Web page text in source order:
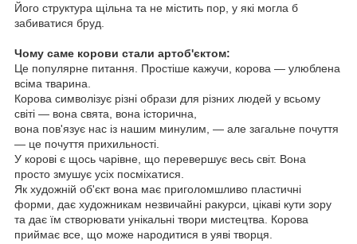
Його структура щільна та не містить пор, у які могла б
забиватися бруд.
Чому саме корови стали артоб'єктом:
Це популярне питання. Простіше кажучи, корова — улюблена
всіма тварина.
Корова символізує різні образи для різних людей у всьому
світі — вона свята, вона історична,
вона пов'язує нас із нашим минулим, — але загальне почуття
— це почуття прихильності.
У корові є щось чарівне, що перевершує весь світ. Вона
просто змушує усіх посміхатися.
Як художній об'єкт вона має приголомшливо пластичні
форми, дає художникам незвичайні ракурси, цікаві кути зору
та дає їм створювати унікальні твори мистецтва. Корова
приймає все, що може народитися в уяві творця.